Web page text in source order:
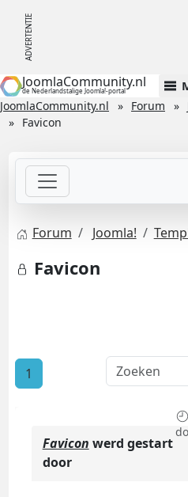
JoomlaCommunity.nl
de Nederlandstalige Joomla!-portal
JoomlaCommunity.nl Forum
Favicon
Forum Joomla!
Favicon
1
Favicon werd gestart
door